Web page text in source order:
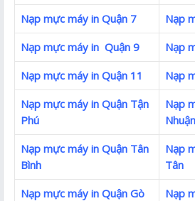
Nạp mực máy in Quận 7
Nạp
Nạp mực máy in Quận 9
Nạp
Nạp mực máy in Quận 11
Nạp
Nạp mực máy in Quận Tận
Phú
Nạp
Nhuận
Nạp mực máy in Quận Tân
Bình
Nạp
Tân
Nạp mực máy in Quận Gò
Nạp